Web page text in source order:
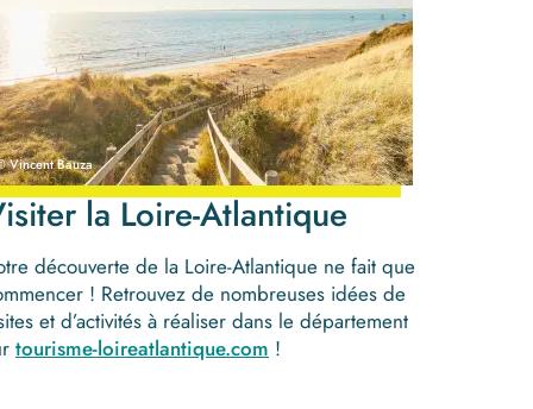
Vincent Bauza
la Loire-Atlantique
découverte de la Loire-Atlantique ne fait que
! Retrouvez de nombreuses idées de
et d’activités à réaliser dans le département
tourisme-loireatlantique.com !